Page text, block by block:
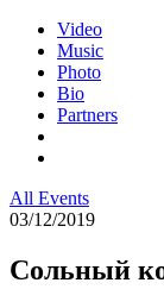
Video
Music
Photo
Bio
Partners
All Events
03/12/2019
Сольный